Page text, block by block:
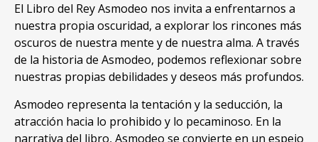
El Libro del Rey Asmodeo nos invita a enfrentarnos a
nuestra propia oscuridad, a explorar los rincones más
oscuros de nuestra mente y de nuestra alma. A través
de la historia de Asmodeo, podemos reflexionar sobre
nuestras propias debilidades y deseos más profundos.
Asmodeo representa la tentación y la seducción, la
atracción hacia lo prohibido y lo pecaminoso. En la
narrativa del libro, Asmodeo se convierte en un espejo